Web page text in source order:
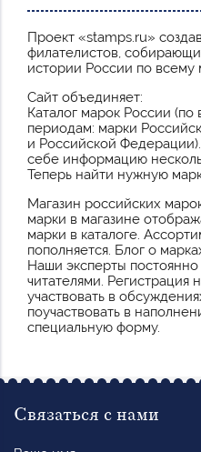
Проект «stamps.ru»
филателистов,
истории России по всему
Сайт объединяет:
Каталог марок России (по
периодам: марки
и Российской
себе информацию
Теперь найти нужную
Магазин российских
марки в магазине
марки в каталоге.
пополняется. Блог о
Наши эксперты
читателями. Регистрация
участвовать в
поучаствовать в
специальную форму.
Связаться с нами